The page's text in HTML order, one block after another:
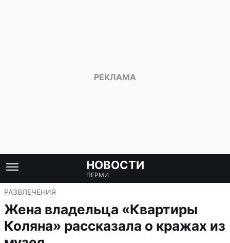
НОВОСТИ
ПЕРМИ
РАЗВЛЕЧЕНИЯ
Жена владельца «Квартиры
Коляна» рассказала о кражах из